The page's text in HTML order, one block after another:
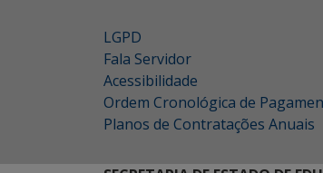
LGPD
Fala Servidor
Acessibilidade
Ordem Cronológica de
Planos de Contratações Anuais